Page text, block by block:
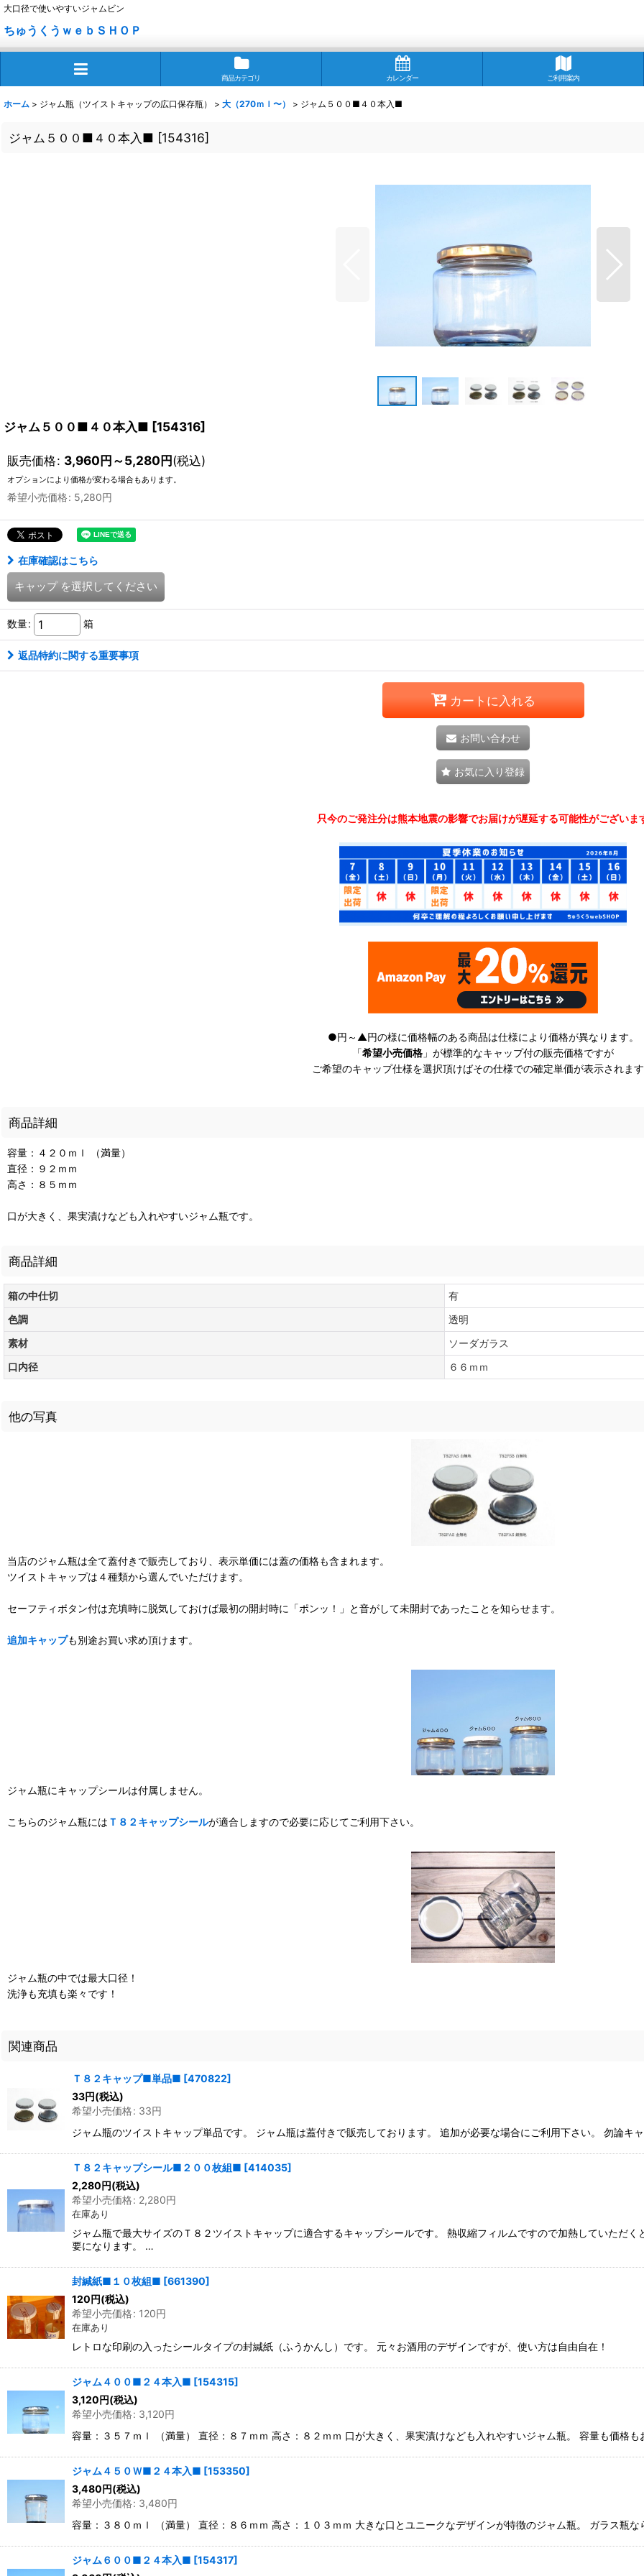
大口径で使いやすいジャムビン
ちゅうくうｗｅｂＳＨＯＰ
商品カテゴリ カレンダー ご利用案内
ホーム > ジャム瓶（ツイストキャップの広口保存瓶） > 大（270ｍｌ〜） > ジャム５００■４０本入■
ジャム５００■４０本入■ [154316]
ジャム５００■４０本入■ [154316]
販売価格: 3,960円～5,280円(税込)
オプションにより価格が変わる場合もあります。
希望小売価格: 5,280円
在庫確認はこちら
キャップ を選択してください
数量: 箱
返品特約に関する重要事項
カートに入れる
お問い合わせ
お気に入り登録
只今のご発注分は熊本地震の影響でお届けが遅延する可能性がございま
●円～▲円の様に価格幅のある商品は仕様により価格が異なります。
「希望小売価格 」が標準的なキャップ付の販売価格ですが
ご希望のキャップ仕様を選択頂けばその仕様での確定単価が表示されま
商品詳細
容量：４２０ｍｌ （満量）
直径：９２ｍｍ
高さ：８５ｍｍ
口が大きく、果実漬けなども入れやすいジャム瓶です。
商品詳細
箱の中仕切
有
色調
透明
素材
ソーダガラス
口内径
６６ｍｍ
他の写真
当店のジャム瓶は全て蓋付きで販売しており、表示単価には蓋の価格も含まれます。
ツイストキャップは４種類から選んでいただけます。
セーフティボタン付は充填時に脱気しておけば最初の開封時に「ポンッ！」と音がして未開封であったことを知らせます。
追加キャップも別途お買い求め頂けます。
ジャム瓶にキャップシールは付属しません。
こちらのジャム瓶には Ｔ８２キャップシールが適合しますので必要に応じてご利用下さい。
ジャム瓶の中では最大口径！
洗浄も充填も楽々です！
関連商品
Ｔ８２キャップ■単品■ [470822]
33円(税込)
希望小売価格: 33円
ジャム瓶のツイストキャップ単品です。 ジャム瓶は蓋付きで販売しております。 追加が必要な場合にご利用下さい。 勿論
Ｔ８２キャップシール■２００枚組■ [414035]
2,280円(税込)
希望小売価格: 2,280円
在庫あり
ジャム瓶で最大サイズのＴ８２ツイストキャップに適合するキャップシールです。 熱収縮フィルムですので加熱していただ
要になります。 …
封緘紙■１０枚組■ [661390]
120円(税込)
希望小売価格: 120円
在庫あり
レトロな印刷の入ったシールタイプの封緘紙（ふうかんし）です。 元々お酒用のデザインですが、使い方は自由自在！
ジャム４００■２４本入■ [154315]
3,120円(税込)
希望小売価格: 3,120円
容量：３５７ｍｌ （満量） 直径：８７ｍｍ 高さ：８２ｍｍ 口が大きく、果実漬けなども入れやすいジャム瓶。 容量も価格
ジャム４５０Ｗ■２４本入■ [153350]
3,480円(税込)
希望小売価格: 3,480円
容量：３８０ｍｌ （満量） 直径：８６ｍｍ 高さ：１０３ｍｍ 大きな口とユニークなデザインが特徴のジャム瓶。 ガラス瓶
ジャム６００■２４本入■ [154317]